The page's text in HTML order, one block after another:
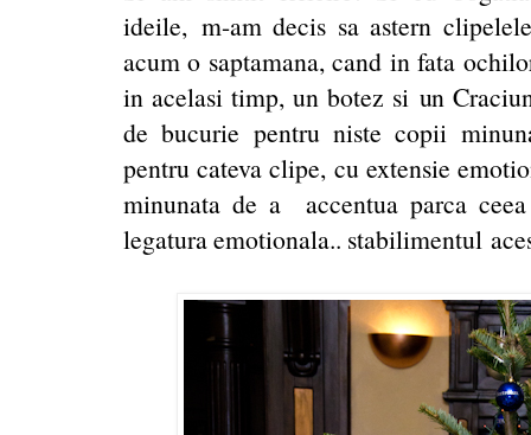
ideile, m-am decis sa astern
acum o saptamana, cand in fata
in acelasi timp, un botez si un
de bucurie pentru niste copii
pentru cateva clipe, cu extensie
minunata de a accentua parca
legatura emotionala.. stabilimentul